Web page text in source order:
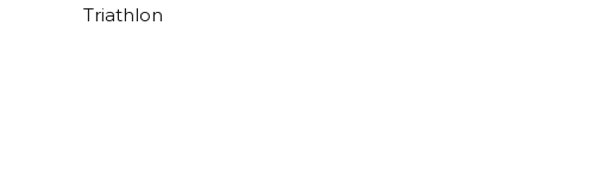
Triathlon